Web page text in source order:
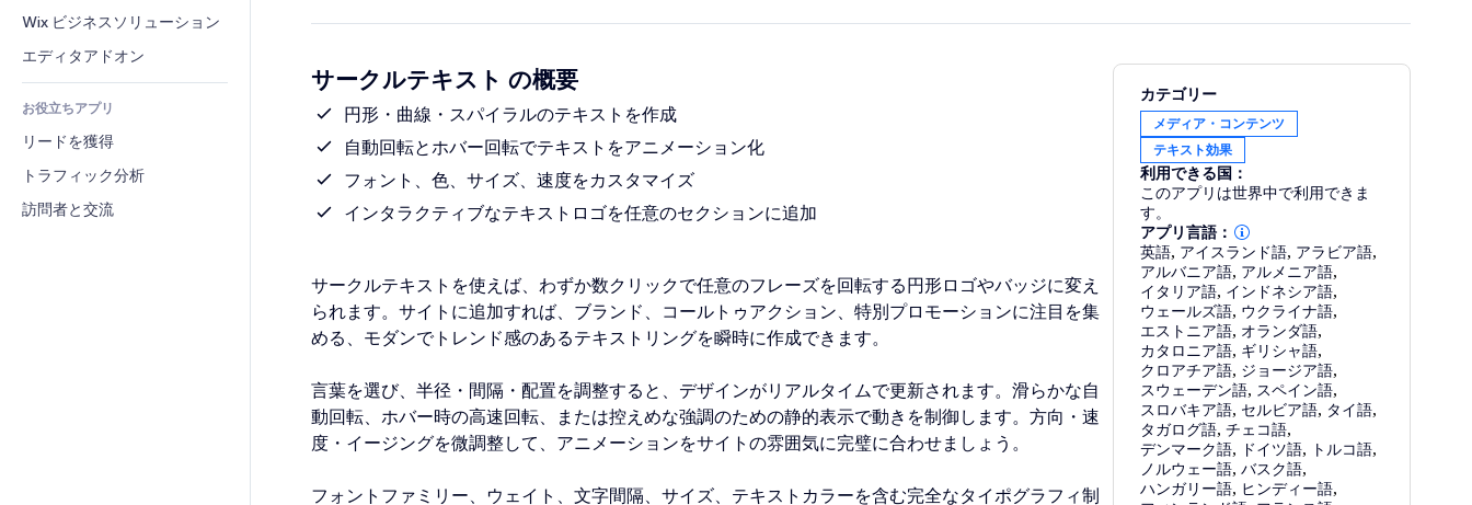
食品・飲料
ニュース
バナー・バッジ
電卓
検索
天気
チャート・テーブル
電話
コミュニティィ
レビュー・お客さまの声
CRM
Wix ビジネスソリューション
エディタアドオン
お役立ちアプリ
リードを獲得
トラフィック分析
訪問者と交流
サークルテキスト の概要
円形・曲線・スパイラルのテキストを作成
自動回転とホバー回転でテキストをアニメーション化
フォント、色、サイズ、速度をカスタマイズ
インタラクティブなテキストロゴを任意のセクションに追加
サークルテキストを使えば、わずか数クリックで任意のフレーズを回転する円形ロゴやバッジに変え
られます。サイトに追加すれば、ブランド、コールトゥアクション、特別プロモーションに注目を集
める、モダンでトレンド感のあるテキストリングを瞬時に作成できます。
言葉を選び、半径・間隔・配置を調整すると、デザインがリアルタイムで更新されます。滑らかな自
動回転、ホバー時の高速回転、または控えめな強調のための静的表示で動きを制御します。方向・速
度・イージングを微調整して、アニメーションをサイトの雰囲気に完璧に合わせましょう。
フォントファミリー、ウェイト、文字間隔、サイズ、テキストカラーを含む完全なタイポグラフィ制
カテゴリー
メディア・コンテンツ
テキスト効果
利用できる国：
このアプリは世界中で利用できま
す。
アプリ言語：
英語, アイスランド語, アラビア語,
アルバニア語, アルメニア語,
イタリア語, インドネシア語,
ウェールズ語, ウクライナ語,
エストニア語, オランダ語,
カタロニア語, ギリシャ語,
クロアチア語, ジョージア語,
スウェーデン語, スペイン語,
スロバキア語, セルビア語, タイ語,
タガログ語,チェコ語,
デンマーク語, ドイツ語, トルコ語,
ノルウェー語,バスク語,
ハンガリー語, ヒンディー語,